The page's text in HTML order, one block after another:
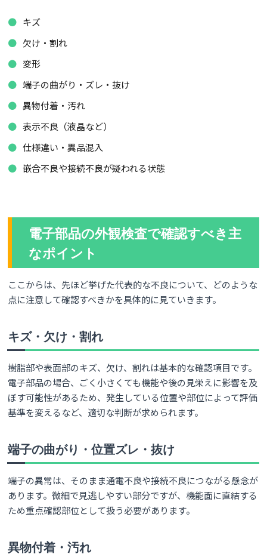
キズ
欠け・割れ
変形
端子の曲がり・ズレ・抜け
異物付着・汚れ
表示不良（液晶など）
仕様違い・異品混入
嵌合不良や接続不良が疑われる状態
電子部品の外観検査で確認すべき主
なポイント
ここからは、先ほど挙げた代表的な不良について、どのような
点に注意して確認すべきかを具体的に見ていきます。
キズ・欠け・割れ
樹脂部や表面部のキズ、欠け、割れは基本的な確認項目です。
電子部品の場合、ごく小さくても機能や後の見栄えに影響を及
ぼす可能性があるため、発生している位置や部位によって評価
基準を変えるなど、適切な判断が求められます。
端子の曲がり・位置ズレ・抜け
端子の異常は、そのまま通電不良や接続不良につながる懸念が
あります。微細で見逃しやすい部分ですが、機能面に直結する
ため重点確認部位として扱う必要があります。
異物付着・汚れ